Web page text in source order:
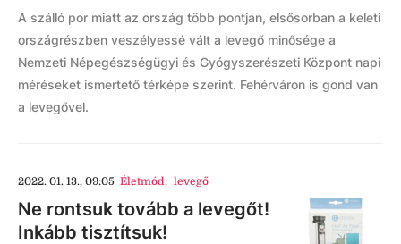
A szálló por miatt az ország több pontján, elsősorban a keleti
országrészben veszélyessé vált a levegő minősége a
Nemzeti Népegészségügyi és Gyógyszerészeti Központ napi
méréseket ismertető térképe szerint. Fehérváron is gond van
a levegővel.
2022. 01. 13., 09:05 Életmód, levegő
Ne rontsuk tovább a levegőt!
Inkább tisztítsuk!